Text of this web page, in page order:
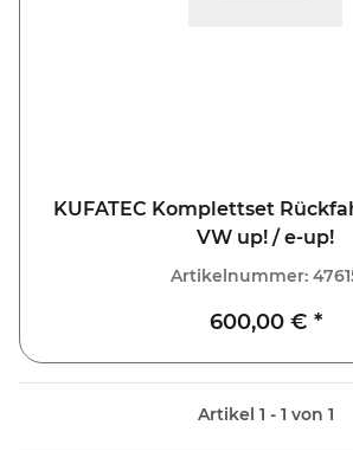
KUFATEC Komplettset
VW up! / e-up!
Artikelnummer:
600,00 € *
Artikel 1 - 1 von 1